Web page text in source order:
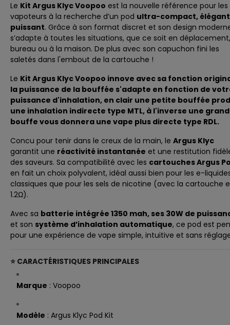
Le Kit Argus Klyc Voopoo est la nouvelle référence pour les
vapoteurs à la recherche d’un pod ultra-compact,
puissant. Grâce à son format discret et son design
s’adapte à toutes les situations, que ce soit en
bureau ou à la maison. De plus avec son capuchon fini les
saletés dans l'embout de la cartouche !
Le Kit Argus Klyc Voopoo innove avec sa fonction
la puissance de la bouffée s'adapte en fonction de
puissance d'inhalation, en clair une petite bouffée
une inhalation indirecte type MTL, à l'inverse une
bouffe vous donnera une vape plus directe type RDL.
Concu pour tenir dans le creux de la main, le Argus Klyc
garantit une réactivité instantanée et une restitution
des saveurs. Sa compatibilité avec les cartouches Argus
en fait un choix polyvalent, idéal aussi bien pour les e-
classiques que pour les sels de nicotine (avec la cartouche
1.2Ω).
Avec sa batterie intégrée 1350 mah, ses 30W de
et son système d’inhalation automatique, ce pod est
pour une expérience de vape simple, intuitive et sans
⭐ CARACTÉRISTIQUES PRINCIPALES
Marque : Voopoo
Modèle : Argus Klyc Pod Kit